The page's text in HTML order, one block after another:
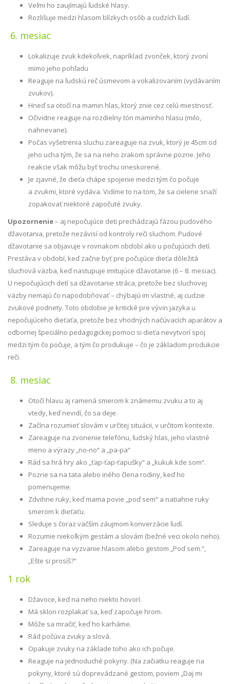
Veľmi ho zaujímajú ľudské hlasy.
Rozlišuje medzi hlasom blízkych osôb a cudzích ľudí.
6. mesiac
Lokalizuje zvuk kdekoľvek, napríklad zvonček, ktorý zvoní
mimo jeho pohľadu
Reaguje na ľudskú reč úsmevom a vokalizovaním (vydávaním
zvukov).
Hneď sa otočí na mamin hlas, ktorý znie cez celú miestnosť.
Očividne reaguje na rozdielny tón maminho hlasu (milo,
nahnevane).
Počas vyšetrenia sluchu zareaguje na zvuk, ktorý je 45cm od
jeho ucha tým, že sa na neho zrakom správne pozrie. Jeho
reakcie však môžu byť trochu oneskorené.
Je zjavné, že dieťa chápe spojenie medzi tým čo počuje
a zvukmi, ktoré vydáva. Vidíme to na tom, že sa cielene snaží
zopakovať niektoré započuté zvuky.
Upozornenie– aj nepočujúce deti prechádzajú fázou pudového
džavotania, pretože nezávisí od kontroly reči sluchom. Pudové
džavotanie sa objavuje v rovnakom období ako u počujúcich detí.
Prestáva v období, keď začne byť pre počujúce dieťa dôležitá
sluchová väzba, keď nastupuje imitujúce džavotanie (6 – 8. mesiac).
U nepočujúcich detí sa džavotanie stráca, pretože bez sluchovej
väzby nemajú čo napodobňovať – chýbajú im vlastné, aj cudzie
zvukové podnety. Toto obdobie je kritické pre vývin jazyka u
nepočujúceho dieťaťa, pretože bez vhodných načúvacích aparátov a
odbornej špeciálno pedagogickej pomoci si dieťa nevytvorí spoj
medzi tým čo počuje, a tým čo produkuje – čo je základom produkcie
reči.
8. mesiac
Otočí hlavu aj ramená smerom k známemu zvuku a to aj
vtedy, keď nevidí, čo sa deje.
Začína rozumieť slovám v určitej situácii, v určitom kontexte.
Zareaguje na zvonenie telefónu, ľudský hlas, jeho vlastné
meno a výrazy „no-no“ a „pa-pa“
Rád sa hrá hry ako „ťap-ťap-ťapušky“ a „kukuk kde som“.
Pozrie sa na tata alebo iného člena rodiny, keď ho
pomenujeme.
Zdvihne ruky, keď mama povie „poď sem“ a natiahne ruky
smerom k dieťaťu.
Sleduje s čoraz väčším záujmom konverzácie ľudí.
Rozumie niekoľkým gestám a slovám (bežné veci okolo neho).
Zareaguje na vyzvanie hlasom alebo gestom „Poď sem.“,
„Ešte si prosíš?“
1 rok
Džavoce, keď na neho niekto hovorí.
Má sklon rozplakať sa, keď započuje hrom.
Môže sa mračiť, keď ho karháme.
Rád počúva zvuky a slová.
Opakuje zvuky na základe toho ako ich počuje.
Reaguje na jednoduché pokyny. (Na začiatku reaguje na
pokyny, ktoré sú doprevádzané gestom, poviem „Daj mi